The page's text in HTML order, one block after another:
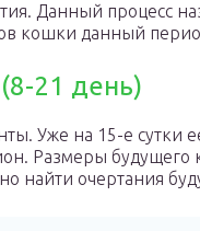
Данный процесс
кошки данный
21 день)
Уже на 15-е сутки
Размеры
найти очертания